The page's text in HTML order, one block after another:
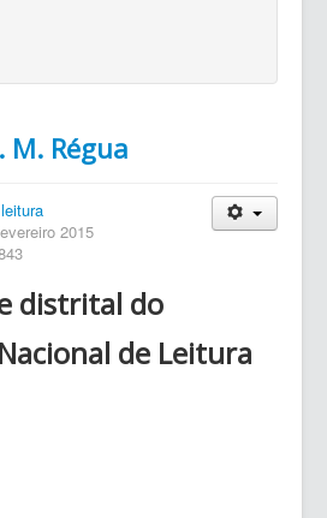
M. Régua
2015
distrital do
de Leitura